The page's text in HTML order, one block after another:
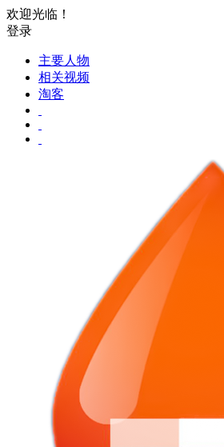
欢迎光临！
登录
主要人物
相关视频
淘客